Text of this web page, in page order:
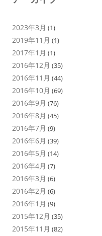
2023年3月 (1)
2019年11月 (1)
2017年1月 (1)
2016年12月 (35)
2016年11月 (44)
2016年10月 (69)
2016年9月 (76)
2016年8月 (45)
2016年7月 (9)
2016年6月 (39)
2016年5月 (14)
2016年4月 (7)
2016年3月 (6)
2016年2月 (6)
2016年1月 (9)
2015年12月 (35)
2015年11月 (82)